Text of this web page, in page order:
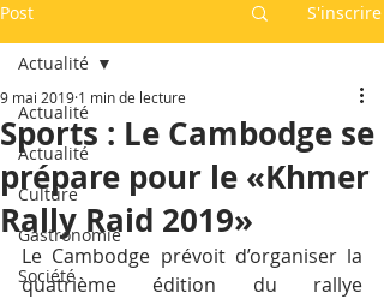
Post S'inscrire
Actualité
Actualité
Culture
Gastronomie
Société
Actualité
Sports : Le Cambodge se
prépare pour le «Khmer
Rally Raid 2019»
9 mai 2019 1 min de lecture
Le Cambodge prévoit d’organiser la
quatrième édition du rallye